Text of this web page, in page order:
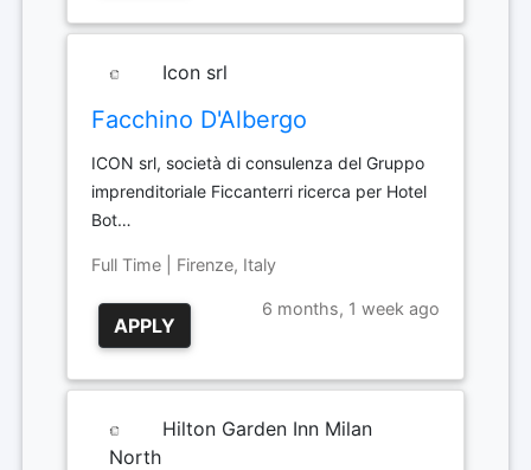
Icon srl
Facchino D'Albergo
ICON srl, società di consulenza del Gruppo
imprenditoriale Ficcanterri ricerca per Hotel
Bot…
Full Time | Firenze, Italy
APPLY
6 months, 1 week ago
Hilton Garden Inn Milan
North